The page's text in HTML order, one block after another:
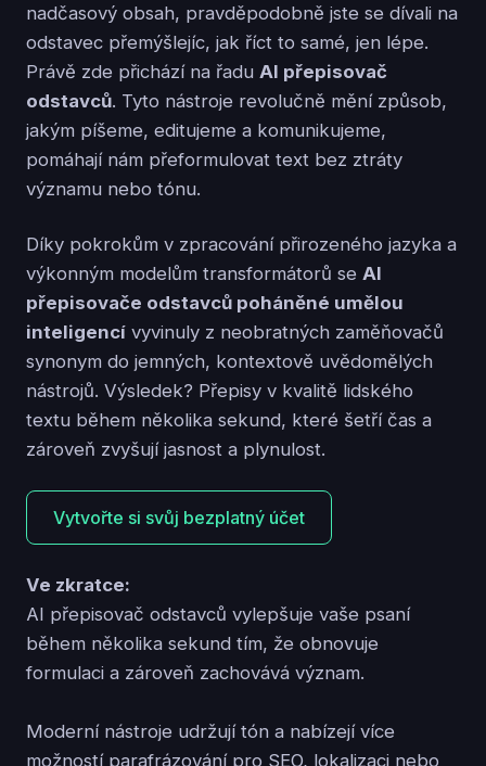
nadčasový obsah, pravděpodobně jste se dívali na
odstavec přemýšlejíc, jak říct to samé, jen lépe.
Právě zde přichází na řadu AI přepisovač
odstavců. Tyto nástroje revolučně mění způsob,
jakým píšeme, editujeme a komunikujeme,
pomáhají nám přeformulovat text bez ztráty
významu nebo tónu.
Díky pokrokům v zpracování přirozeného jazyka a
výkonným modelům transformátorů se AI
přepisovače odstavců poháněné umělou
inteligencí vyvinuly z neobratných zaměňovačů
synonym do jemných, kontextově uvědomělých
nástrojů. Výsledek? Přepisy v kvalitě lidského
textu během několika sekund, které šetří čas a
zároveň zvyšují jasnost a plynulost.
Vytvořte si svůj bezplatný účet
Ve zkratce:
AI přepisovač odstavců vylepšuje vaše psaní
během několika sekund tím, že obnovuje
formulaci a zároveň zachovává význam.
Moderní nástroje udržují tón a nabízejí více
možností parafrázování pro SEO, lokalizaci nebo